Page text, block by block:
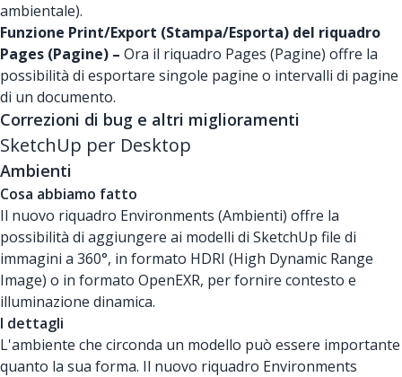
ambientale).
Funzione Print/Export (Stampa/Esporta) del riquadro
Pages (Pagine) – Ora il riquadro Pages (Pagine) offre la
possibilità di esportare singole pagine o intervalli di pagine
di un documento.
Correzioni di bug e altri miglioramenti
SketchUp per Desktop
Ambienti
Cosa abbiamo fatto
Il nuovo riquadro Environments (Ambienti) offre la
possibilità di aggiungere ai modelli di SketchUp file di
immagini a 360°, in formato HDRI (High Dynamic Range
Image) o in formato OpenEXR, per fornire contesto e
illuminazione dinamica.
I dettagli
L'ambiente che circonda un modello può essere importante
quanto la sua forma. Il nuovo riquadro Environments